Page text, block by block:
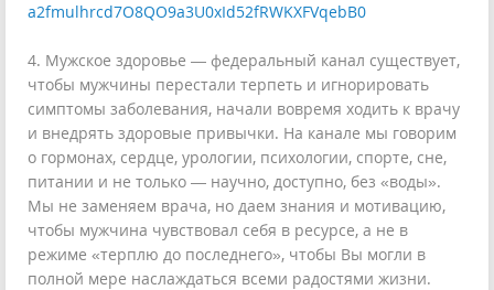
a2fmulhrcd7O8QO9a3U0xId52fRWKXFVqebB0
4. Мужское здоровье — федеральный канал существует,
чтобы мужчины перестали терпеть и игнорировать
симптомы заболевания, начали вовремя ходить к врачу
и внедрять здоровые привычки. На канале мы говорим
о гормонах, сердце, урологии, психологии, спорте, сне,
питании и не только — научно, доступно, без «воды».
Мы не заменяем врача, но даем знания и мотивацию,
чтобы мужчина чувствовал себя в ресурсе, а не в
режиме «терплю до последнего», чтобы Вы могли в
полной мере наслаждаться всеми радостями жизни.